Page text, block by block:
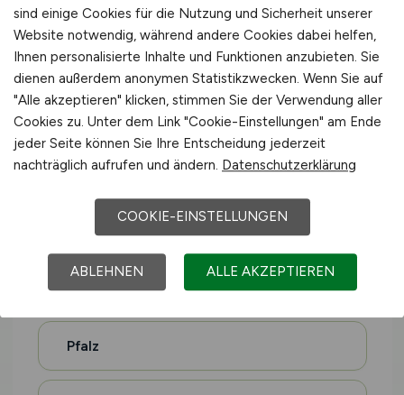
Münsterland
Ostfriesland
Emsland
Lüneburger Heide
Oldenburger Münsterland
Pfalz
sind einige Cookies für die Nutzung und Sicherheit unserer
Website notwendig, während andere Cookies dabei helfen,
Ihnen personalisierte Inhalte und Funktionen anzubieten. Sie
dienen außerdem anonymen Statistikzwecken. Wenn Sie auf
"Alle akzeptieren" klicken, stimmen Sie der Verwendung aller
Cookies zu. Unter dem Link "Cookie-Einstellungen" am Ende
jeder Seite können Sie Ihre Entscheidung jederzeit
nachträglich aufrufen und ändern. Datenschutzerklärung
COOKIE-EINSTELLUNGEN
ABLEHNEN ALLE AKZEPTIEREN